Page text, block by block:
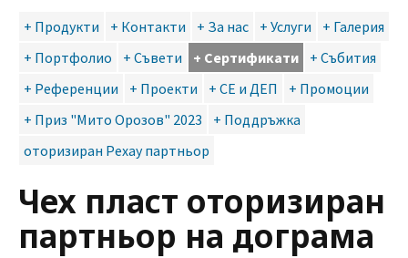
+ Продукти + Контакти + За нас + Услуги
+ Галерия
+ Портфолио
+ Съвети + Сертификати
+ Събития
+ Референции
+ Проекти + CE и ДЕП
+ Промоции
+ Приз "Мито Орозов" 2023
+ Поддръжка
оторизиран Рехау партньор
Чех пласт оторизиран
партньор на дограма